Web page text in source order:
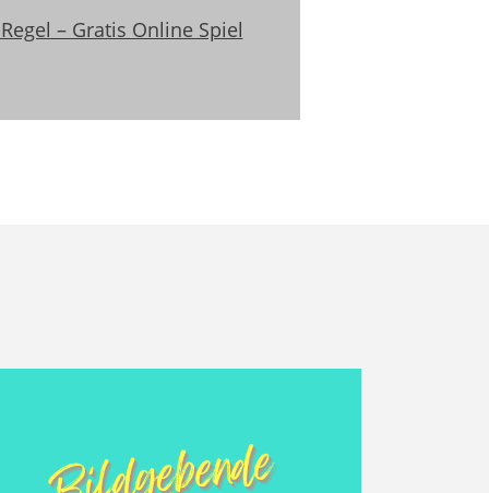
– Gratis Online Spiel